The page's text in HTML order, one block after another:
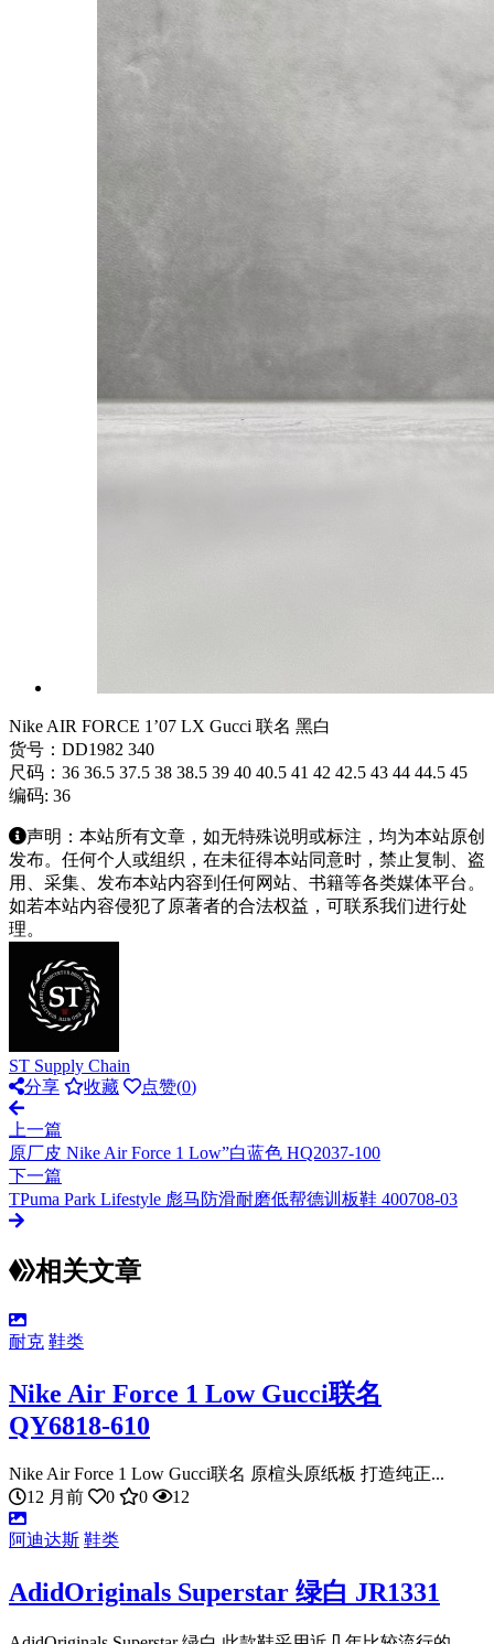
Nike AIR FORCE 1’07 LX Gucci 联名 黑白
货号：DD1982 340
尺码：36 36.5 37.5 38 38.5 39 40 40.5 41 42 42.5 43 44 44.5 45
编码: 36
声明：本站所有文章，如无特殊说明或标注，均为本站原创
发布。任何个人或组织，在未征得本站同意时，禁止复制、盗
用、采集、发布本站内容到任何网站、书籍等各类媒体平台。
如若本站内容侵犯了原著者的合法权益，可联系我们进行处
理。
ST Supply Chain
分享
收藏 点赞(0)
上一篇
原厂皮 Nike Air Force 1 Low”白蓝色 HQ2037-100
下一篇
TPuma Park Lifestyle 彪马防滑耐磨低帮德训板鞋 400708-03
相关文章
耐克 鞋类
Nike Air Force 1 Low Gucci联名
QY6818-610
Nike Air Force 1 Low Gucci联名 原楦头原纸板 打造纯正...
12 月前
0 0 12
阿迪达斯 鞋类
AdidOriginals Superstar 绿白 JR1331